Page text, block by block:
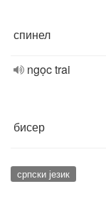
спинел
ngọc trai
бисер
српски језик